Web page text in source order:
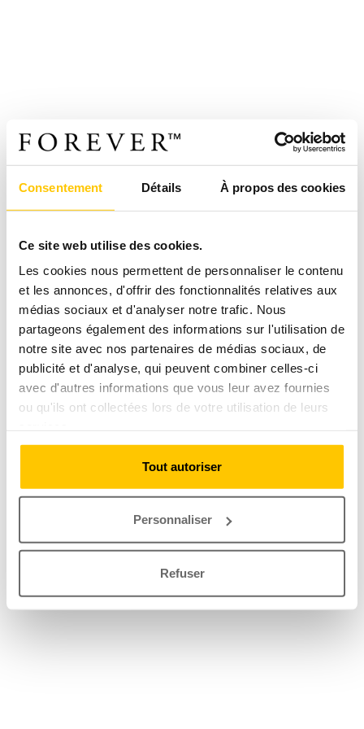
Consentement Détails À propos des cookies
Ce site web utilise des cookies.
Les cookies nous permettent de personnaliser le contenu
et les annonces, d'offrir des fonctionnalités relatives aux
médias sociaux et d'analyser notre trafic. Nous
partageons également des informations sur l'utilisation de
notre site avec nos partenaires de médias sociaux, de
publicité et d'analyse, qui peuvent combiner celles-ci
avec d'autres informations que vous leur avez fournies
ou qu'ils ont collectées lors de votre utilisation de leurs
Tout autoriser
Personnaliser
Refuser